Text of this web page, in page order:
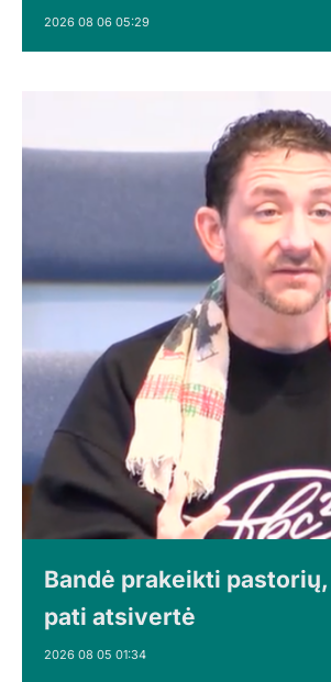
2026 08 06 05:29
Bandė prakeikti
pati atsivertė
2026 08 05 01:34